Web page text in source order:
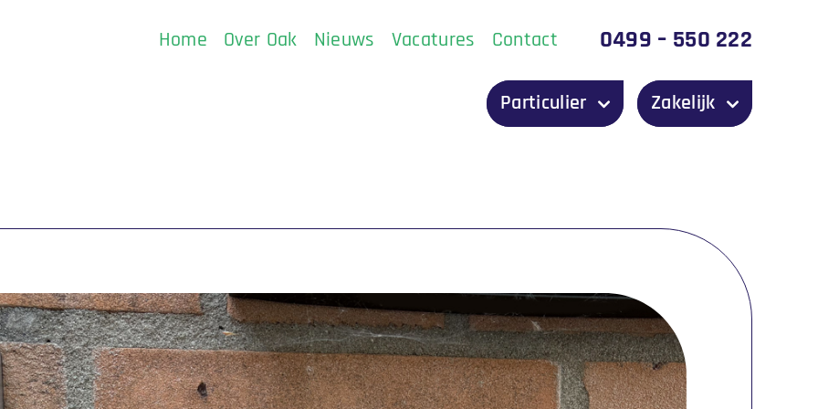
Home Over Oak Nieuws Vacatures Contact 0499 – 550 222
Particulier Zakelijk